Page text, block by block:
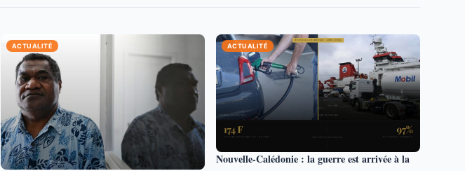
ACTUALITÉ ACTUALITÉ
Nouvelle-Calédonie : la guerre est arrivée à la